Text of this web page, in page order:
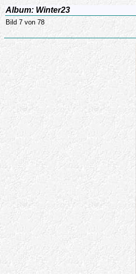
Album: Winter23
Bild 7 von 78